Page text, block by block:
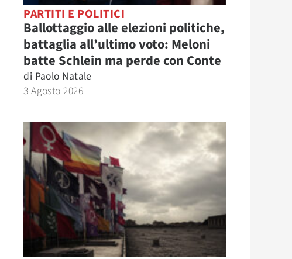
PARTITI E POLITICI
Ballottaggio alle elezioni politiche,
battaglia all’ultimo voto: Meloni
batte Schlein ma perde con Conte
di Paolo Natale
3 Agosto 2026